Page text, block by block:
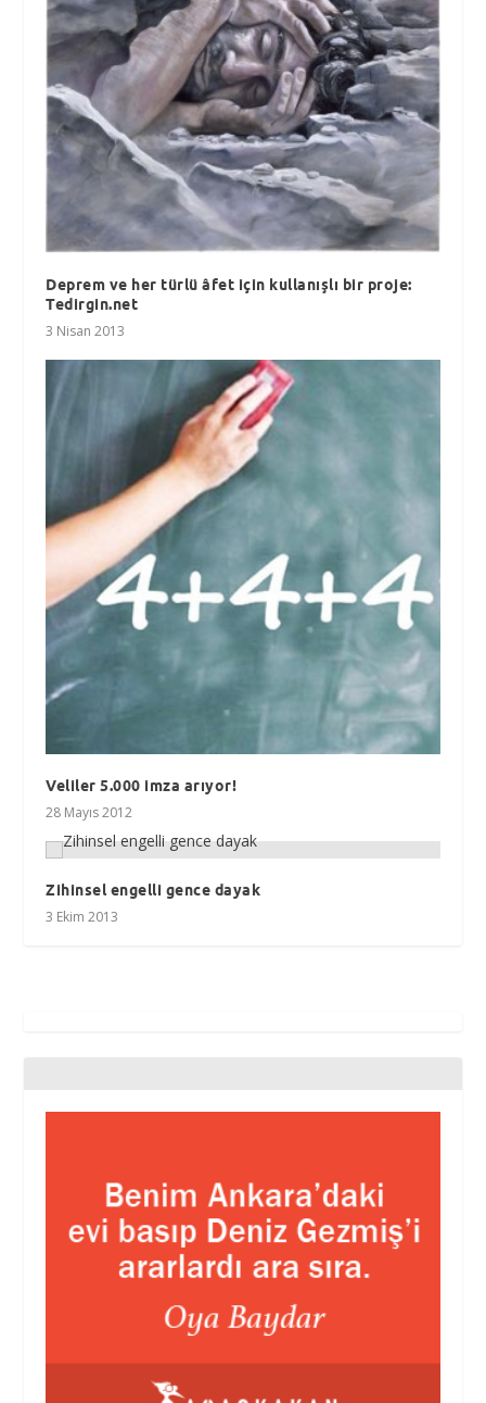
Deprem ve her türlü âfet için kullanışlı bir proje:
Tedirgin.net
3 Nisan 2013
Veliler 5.000 imza arıyor!
28 Mayıs 2012
Zihinsel engelli gence dayak
3 Ekim 2013